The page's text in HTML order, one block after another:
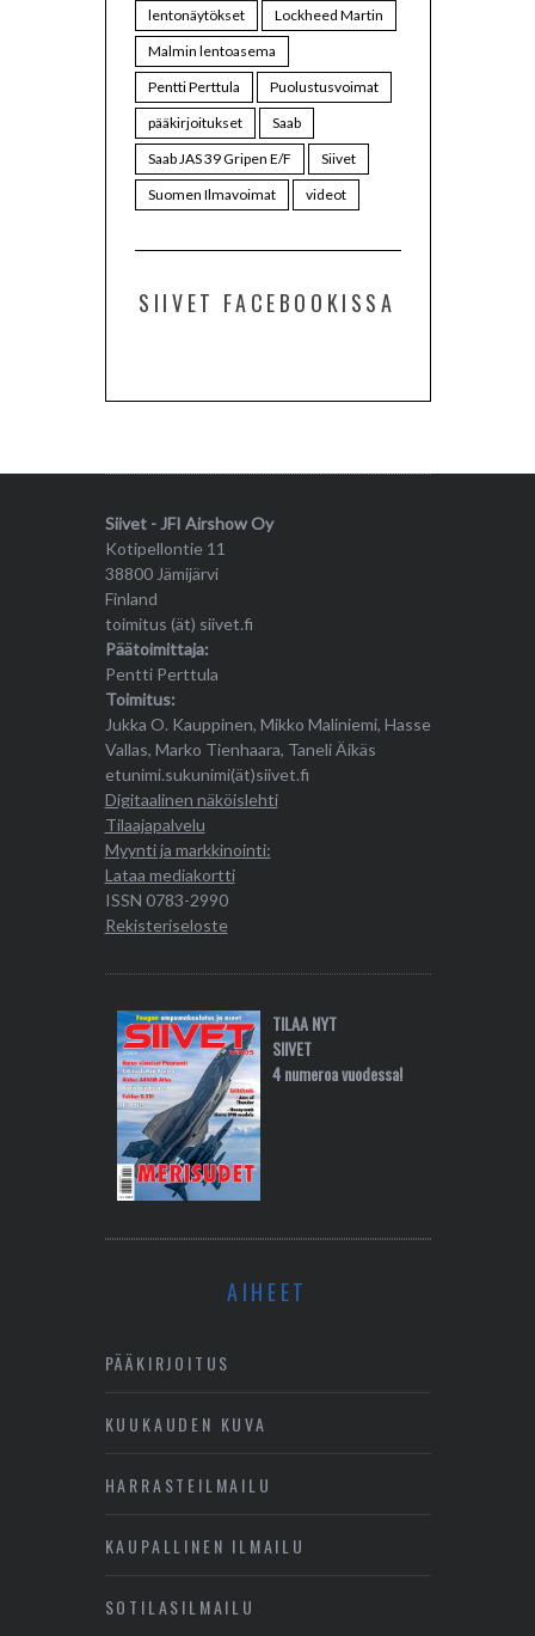
lentonäytökset
Lockheed Martin
Malmin lentoasema
Pentti Perttula
Puolustusvoimat
pääkirjoitukset
Saab
Saab JAS 39 Gripen E/F
Siivet
Suomen Ilmavoimat
videot
SIIVET FACEBOOKISSA
Siivet - JFI Airshow Oy
Kotipellontie 11
38800 Jämijärvi
Finland
toimitus (ät) siivet.fi
Päätoimittaja:
Pentti Perttula
Toimitus:
Jukka O. Kauppinen, Mikko Maliniemi, Hasse
Vallas, Marko Tienhaara, Taneli Äikäs
etunimi.sukunimi(ät)siivet.fi
Digitaalinen näköislehti
Tilaajapalvelu
Myynti ja markkinointi:
Lataa mediakortti
ISSN 0783-2990
Rekisteriseloste
TILAA NYT
SIIVET
4 numeroa vuodessa!
AIHEET
PÄÄKIRJOITUS
KUUKAUDEN KUVA
HARRASTEILMAILU
KAUPALLINEN ILMAILU
SOTILASILMAILU